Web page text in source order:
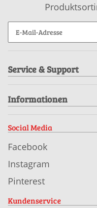
Service & Support
Informationen
Social Media
Facebook
Instagram
Pinterest
Kundenservice